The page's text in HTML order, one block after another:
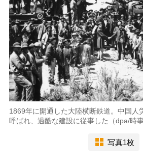
1869年に開通した大陸横断鉄道。中国人
呼ばれ、過酷な建設に従事した（dpa/時事
写真1枚